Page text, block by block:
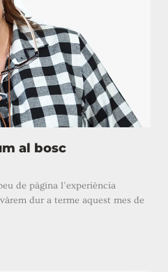
al bosc
de pàgina l’experiència
dur a terme aquest mes de